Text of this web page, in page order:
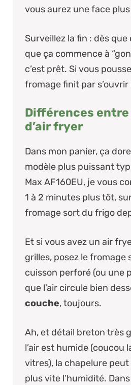
vous aurez une face
Surveillez la fin : dès que
que ça commence à
c’est prêt. Si vous
fromage finit par s’ouvrir
Différences entre
d’air fryer
Dans mon panier, ça
modèle plus puissant
Max AF160EU, je vous
1 à 2 minutes plus tôt,
fromage sort du frigo
Et si vous avez un air
grilles, posez le fromage
cuisson perforé (ou une
que l’air circule bien
couche, toujours.
Ah, et détail breton très
l’air est humide (coucou
vitres), la chapelure
plus vite l’humidité.